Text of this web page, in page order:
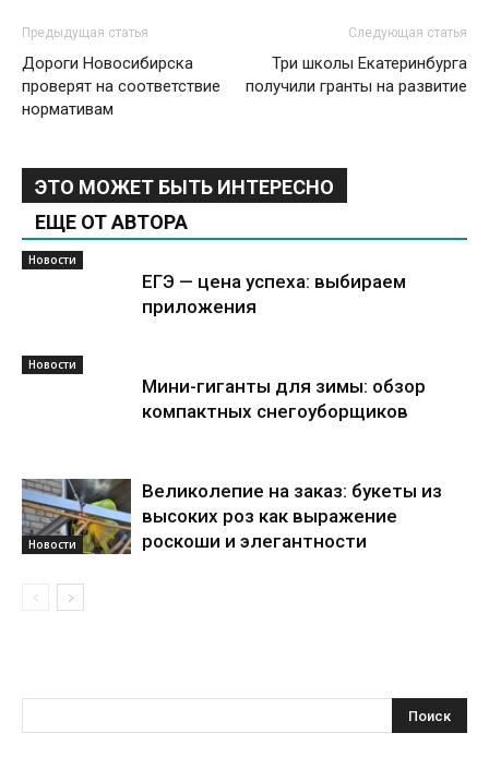
Предыдущая статья
Дороги Новосибирска
проверят на соответствие
нормативам
Следующая статья
Три школы Екатеринбурга
получили гранты на развитие
ЭТО МОЖЕТ БЫТЬ ИНТЕРЕСНО
ЕЩЕ ОТ АВТОРА
Новости
ЕГЭ — цена успеха: выбираем
приложения
Новости
Мини-гиганты для зимы: обзор
компактных снегоуборщиков
Новости
Великолепие на заказ: букеты из
высоких роз как выражение
роскоши и элегантности